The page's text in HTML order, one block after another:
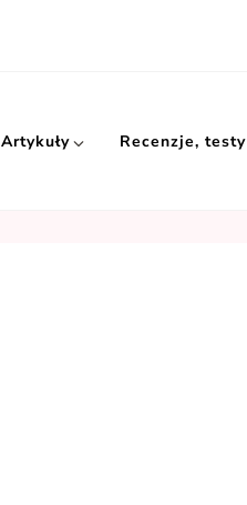
Artykuły Recenzje, testy